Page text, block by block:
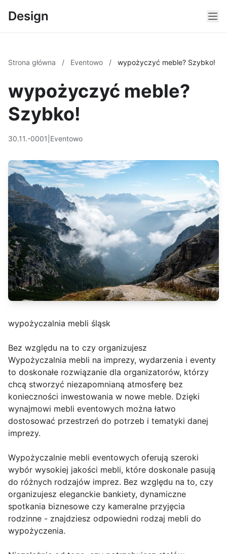
Design
Strona główna / Eventowo / wypożyczyć meble? Szybko!
wypożyczyć meble?
Szybko!
30.11.-0001 Eventowo
wypożyczalnia mebli śląsk
Bez względu na to czy organizujesz
Wypożyczalnia mebli na imprezy, wydarzenia i eventy
to doskonałe rozwiązanie dla organizatorów, którzy
chcą stworzyć niezapomnianą atmosferę bez
konieczności inwestowania w nowe meble. Dzięki
wynajmowi mebli eventowych można łatwo
dostosować przestrzeń do potrzeb i tematyki danej
imprezy.
Wypożyczalnie mebli eventowych oferują szeroki
wybór wysokiej jakości mebli, które doskonale pasują
do różnych rodzajów imprez. Bez względu na to, czy
organizujesz eleganckie bankiety, dynamiczne
spotkania biznesowe czy kameralne przyjęcia
rodzinne - znajdziesz odpowiedni rodzaj mebli do
wypożyczenia.